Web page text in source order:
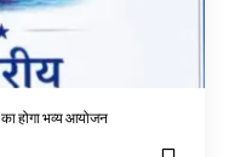
होगा भव्य आयोजन